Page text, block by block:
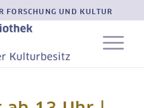
FORSCHUNG UND KULTUR